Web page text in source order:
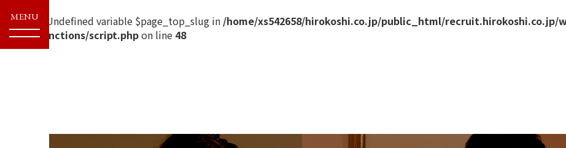
Warning : Undefined variable $page_top_slug in /home/xs542658/hirokoshi.co.jp/public_html/recruit.hirokoshi.co.jp/
recruit/functions/script.phpon line 48
MENU